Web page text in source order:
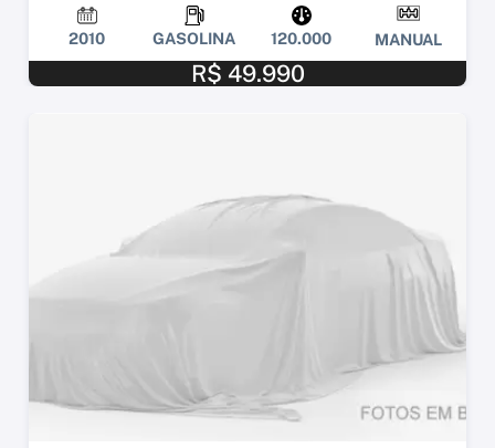
2010 GASOLINA 120.000 MANUAL
R$ 49.990